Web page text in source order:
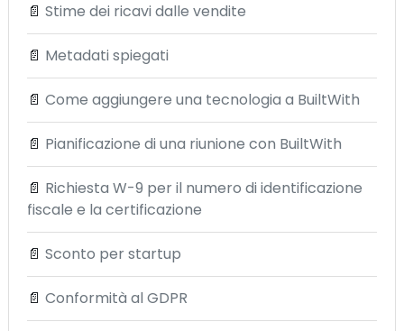
📄 Stime dei ricavi dalle vendite
📄 Metadati spiegati
📄 Come aggiungere una tecnologia a BuiltWith
📄 Pianificazione di una riunione con BuiltWith
📄 Richiesta W-9 per il numero di identificazione
fiscale e la certificazione
📄 Sconto per startup
📄 Conformità al GDPR